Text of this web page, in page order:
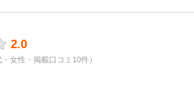
2.0
女性・掲載口コミ10件）